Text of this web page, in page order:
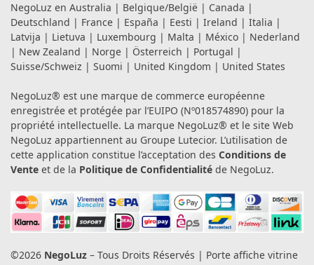
NegoLuz en Australia | Belgique/België | Canada |
Deutschland | France | España | Eesti | Ireland | Italia |
Latvija | Lietuva | Luxembourg | Malta | México | Nederland
| New Zealand | Norge | Österreich | Portugal |
Suisse/Schweiz | Suomi | United Kingdom | United States
NegoLuz® est une marque de commerce européenne
enregistrée et protégée par l’EUIPO (Nº018574890) pour la
propriété intellectuelle. La marque NegoLuz® et le site Web
NegoLuz appartiennent au Groupe Lutecior. L’utilisation de
cette application constitue l’acceptation des Conditions de
Vente et de la Politique de Confidentialité de NegoLuz.
©2026 NegoLuz – Tous Droits Réservés | Porte affiche vitrine